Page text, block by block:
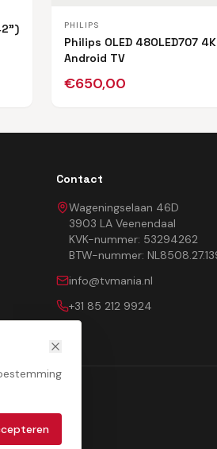
PHILIPS
Philips OLED 48OLED707 4K
Android TV
€650,00
Contact
Wageningselaan 46D
3903 LA Veenendaal
KVK-nummer: 53294262
BTW-nummer:
info@tvmania.nl
+31 85 212 9924